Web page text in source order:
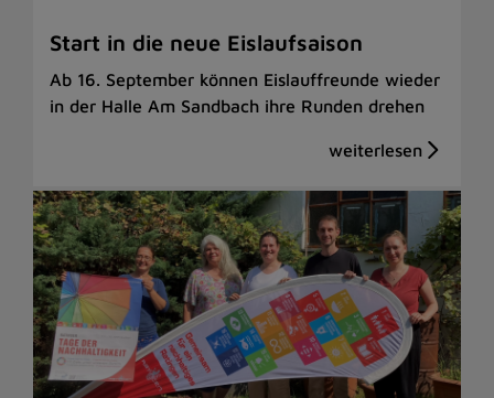
Start in die neue Eislaufsaison
Ab 16. September können Eislauffreunde wieder
in der Halle Am Sandbach ihre Runden drehen